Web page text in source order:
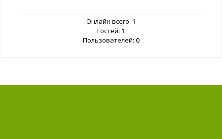
Онлайн всего: 1
Гостей: 1
Пользователей: 0